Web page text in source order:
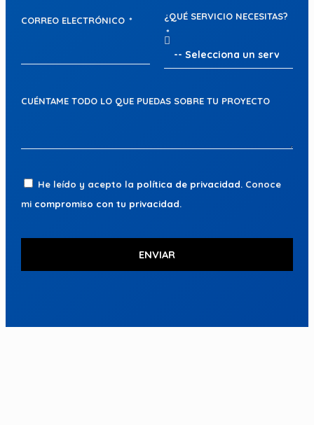
CORREO ELECTRÓNICO ¿QUÉ SERVICIO NECESITAS?
CUÉNTAME TODO LO QUE PUEDAS SOBRE TU PROYECTO
He leído y acepto la política de privacidad. Conoce
mi compromiso con tu privacidad.
ENVIAR